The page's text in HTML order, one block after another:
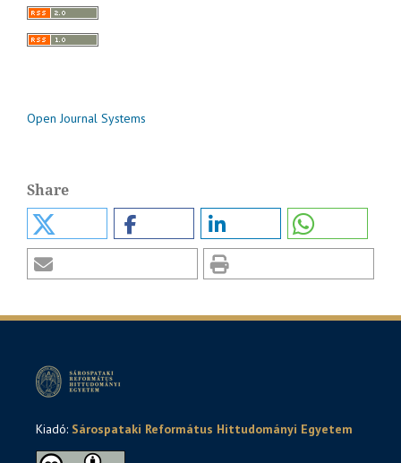
Open Journal Systems
Share
Kiadó: Sárospataki Református Hittudományi Egyetem